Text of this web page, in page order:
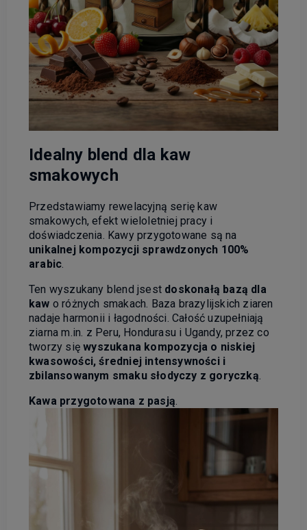
Idealny blend dla kaw
smakowych
Przedstawiamy rewelacyjną serię kaw
smakowych, efekt wieloletniej pracy i
doświadczenia. Kawy przygotowane są na
unikalnej kompozycji sprawdzonych 100%
arabic
Ten wyszukany blend jsest doskonałą bazą dla
kaw o różnych smakach. Baza brazylijskich ziaren
nadaje harmonii i łagodności. Całość uzupełniają
ziarna m.in. z Peru, Hondurasu i Ugandy, przez co
tworzy sięwyszukana kompozycja o niskiej
kwasowości, średniej intensywności i
zbilansowanym smaku słodyczy z goryczką
Kawa przygotowana z pasją